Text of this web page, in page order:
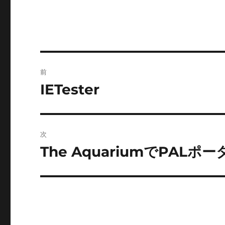
稿
ゲ
前
前
投
稿:
IETester
次
次
投
The AquariumでPALポー